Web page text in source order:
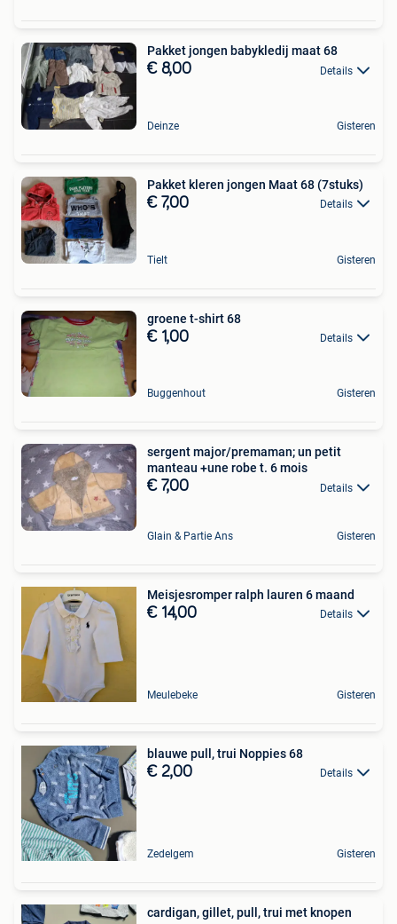
Pakket jongen babykledij maat 68
€ 8,00 Details
Deinze Gisteren
Pakket kleren jongen Maat 68 (7stuks)
€ 7,00 Details
Tielt Gisteren
groene t-shirt 68
€ 1,00 Details
Buggenhout Gisteren
sergent major/premaman; un petit
manteau +une robe t. 6 mois
€ 7,00 Details
Glain & Partie Ans Gisteren
Meisjesromper ralph lauren 6 maand
€ 14,00 Details
Meulebeke Gisteren
blauwe pull, trui Noppies 68
€ 2,00 Details
Zedelgem Gisteren
cardigan, gillet, pull, trui met knopen